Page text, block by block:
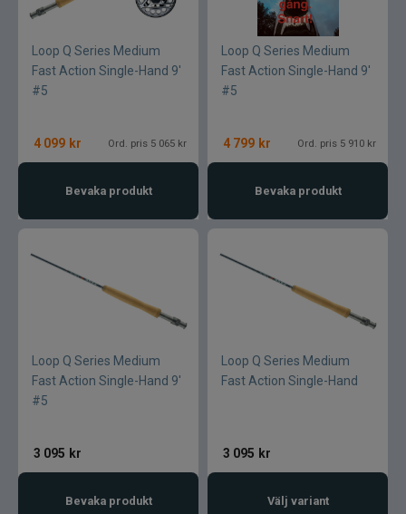
Loop Q Series Medium
Fast Action Single-Hand 9'
#5
4 099 kr Ord. pris 5 065 kr
Bevaka produkt
Loop Q Series Medium
Fast Action Single-Hand 9'
#5
4 799 kr Ord. pris 5 910 kr
Bevaka produkt
Loop Q Series Medium
Fast Action Single-Hand 9'
#5
3 095 kr
Bevaka produkt
Loop Q Series Medium
Fast Action Single-Hand
3 095 kr
Välj variant